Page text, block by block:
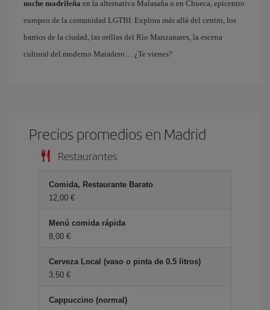
noche madrileña en la alternativa Malasaña o en Chueca, epicentro
europeo de la comunidad LGTBI. Explora más allá del centro, los
barrios de la ciudad, las orillas del Río Manzanares, la escena
cultural del moderno Matadero… ¿Te vienes?
Precios promedios en Madrid
Restaurantes
Comida, Restaurante Barato
12,00 €
Menú comida rápida
8,00 €
Cerveza Local (vaso o pinta de 0.5 litros)
3,50 €
Cappuccino (normal)